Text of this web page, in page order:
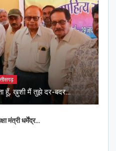
हूँ, ख़ुशी मैं तुझे दर-बदर…
मंत्री धर्मेंद्र…